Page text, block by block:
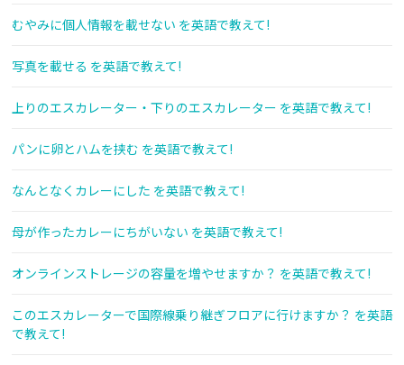
むやみに個人情報を載せない を英語で教えて!
写真を載せる を英語で教えて!
上りのエスカレーター・下りのエスカレーター を英語で教えて!
パンに卵とハムを挟む を英語で教えて!
なんとなくカレーにした を英語で教えて!
母が作ったカレーにちがいない を英語で教えて!
オンラインストレージの容量を増やせますか？ を英語で教えて!
このエスカレーターで国際線乗り継ぎフロアに行けますか？ を英語
で教えて!